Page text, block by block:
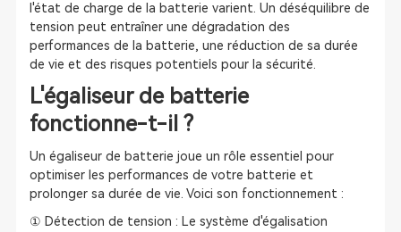
l'état de charge de la batterie varient. Un déséquilibre de
tension peut entraîner une dégradation des
performances de la batterie, une réduction de sa durée
de vie et des risques potentiels pour la sécurité.
L'égaliseur de batterie
fonctionne-t-il ?
Un égaliseur de batterie joue un rôle essentiel pour
optimiser les performances de votre batterie et
prolonger sa durée de vie. Voici son fonctionnement :
① Détection de tension : Le système d'égalisation